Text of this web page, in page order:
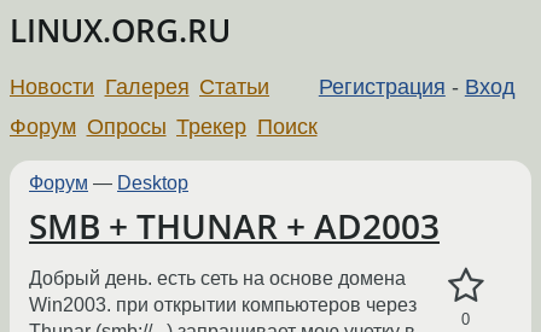
LINUX.ORG.RU
Регистрация - Вход
Новости Галерея Статьи
Форум Опросы Трекер Поиск
Форум — Desktop
SMB + THUNAR + AD2003
0
Добрый день. есть сеть на основе домена
Win2003. при открытии компьютеров через